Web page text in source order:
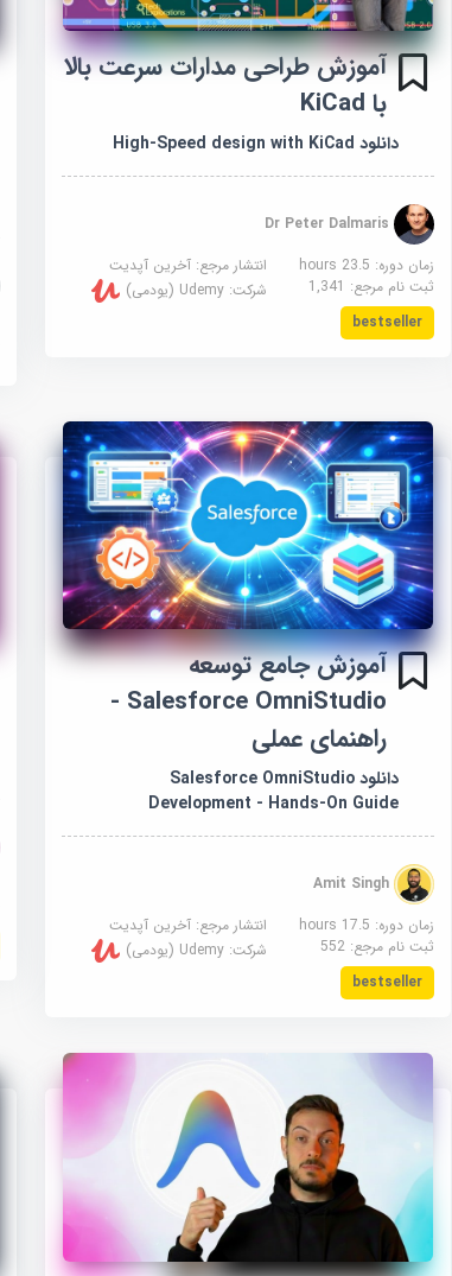
آموزش طراحی مدارات سرعت بالا
با KiCad
دانلود High-Speed design with KiCad
زمان دوره: 23.5 hours
انتشار مرجع: آخرین آپدیت
ثبت نام مرجع: 1,341 شرکت: Udemy (یودمی)
bestseller
آموزش جامع توسعه
Salesforce OmniStudio -
راهنمای عملی
دانلود Salesforce OmniStudio
Development - Hands-On Guide
Amit Singh
زمان دوره: 17.5 hours
انتشار مرجع: آخرین آپدیت
ثبت نام مرجع:552 شرکت: Udemy (یودمی)
bestseller